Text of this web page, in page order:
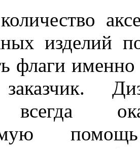
изделий
флаги именно